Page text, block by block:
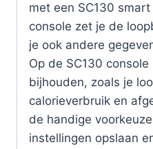
met een SC130
console zet je de
je ook andere
Op de SC130
bijhouden, zoals je
calorieverbruik en
de handige
instellingen opslaan